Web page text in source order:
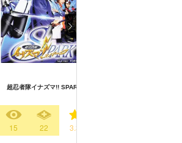
超忍者隊イナズマ!! SPARK
15 22 3.3